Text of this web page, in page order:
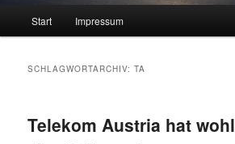
Start Impressum
SCHLAGWORTARCHIV:TA
Telekom Austria hat wohl